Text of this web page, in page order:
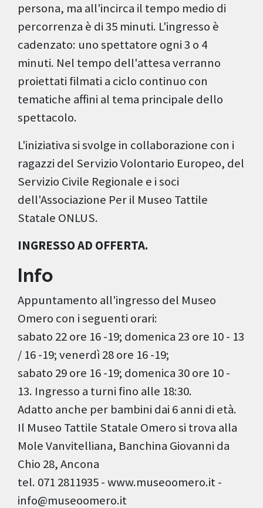
persona, ma all'incirca il tempo medio di
percorrenza è di 35 minuti. L'ingresso è
cadenzato: uno spettatore ogni 3 o 4
minuti. Nel tempo dell'attesa verranno
proiettati filmati a ciclo continuo con
tematiche affini al tema principale dello
spettacolo.
L'iniziativa si svolge in collaborazione con i
ragazzi del Servizio Volontario Europeo, del
Servizio Civile Regionale e i soci
dell'Associazione Per il Museo Tattile
Statale ONLUS.
INGRESSO AD OFFERTA.
Info
Appuntamento all'ingresso del Museo
Omero con i seguenti orari:
sabato 22 ore 16 -19; domenica 23 ore 10 - 13
/ 16 -19; venerdì 28 ore 16 -19;
sabato 29 ore 16 -19; domenica 30 ore 10 -
13. Ingresso a turni fino alle 18:30.
Adatto anche per bambini dai 6 anni di età.
Il Museo Tattile Statale Omero si trova alla
Mole Vanvitelliana, Banchina Giovanni da
Chio 28, Ancona
tel. 071 2811935 - www.museoomero.it -
info@museoomero.it